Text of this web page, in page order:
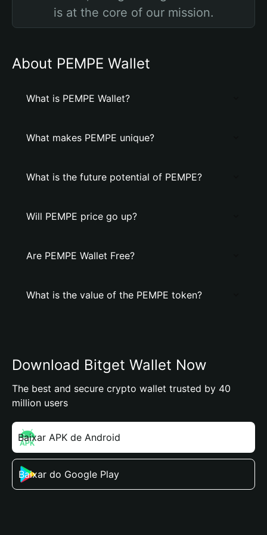
is at the core of our mission.
About PEMPE Wallet
What is PEMPE Wallet?
What makes PEMPE unique?
What is the future potential of PEMPE?
Will PEMPE price go up?
Are PEMPE Wallet Free?
What is the value of the PEMPE token?
Download Bitget Wallet Now
The best and secure crypto wallet trusted by 40
million users
Baixar APK de Android
Baixar do Google Play